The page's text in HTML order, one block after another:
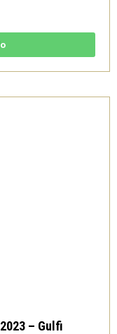
– Gulfi